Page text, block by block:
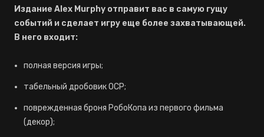
Издание Alex Murphy отправит вас в самую гущу
событий и сделает игру еще более захватывающей.
В него входит:
полная версия игры;
табельный дробовик OCP;
поврежденная броня РобоКопа из первого фильма
(декор);